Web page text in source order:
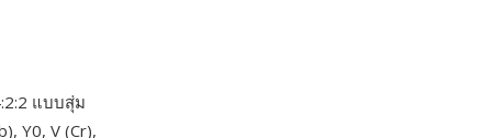
แบบสุ่ม
Y0, V (Cr),